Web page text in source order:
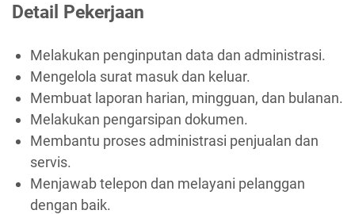
Detail Pekerjaan
Melakukan penginputan data dan administrasi.
Mengelola surat masuk dan keluar.
Membuat laporan harian, mingguan, dan bulanan.
Melakukan pengarsipan dokumen.
Membantu proses administrasi penjualan dan
servis.
Menjawab telepon dan melayani pelanggan
dengan baik.